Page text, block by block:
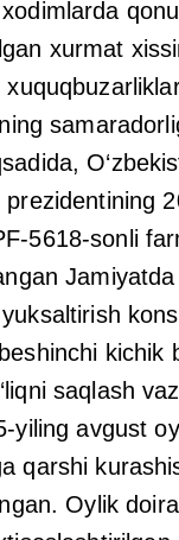
xurmat
prezidentining
5618-sonli
kichik
saqlash
yiling avgust
qarshi
Oylik